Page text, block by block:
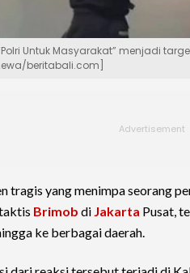
Untuk Masyarakat” menjadi
beritabali.com]
tragis yang menimpa seorang
Brimob di Jakarta Pusat,
ke berbagai daerah.